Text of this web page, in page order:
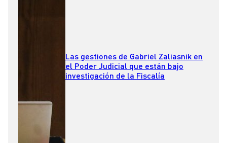
Las gestiones de Gabriel Zaliasnik en
el Poder Judicial que están bajo
investigación de la Fiscalía